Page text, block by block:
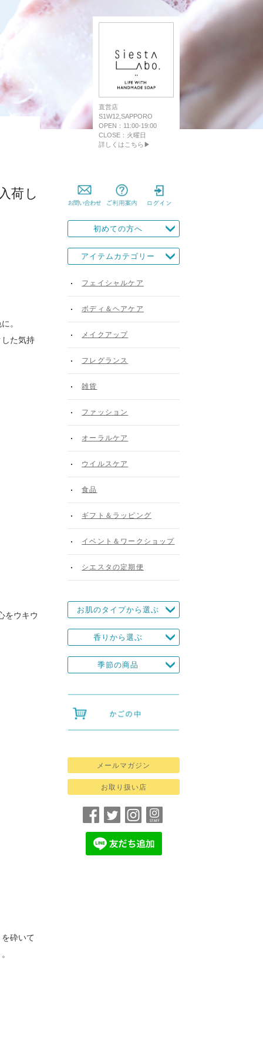
直営店
S1W12,SAPPORO
OPEN：11:00-19:00
CLOSE：火曜日
詳しくはこちら▶
荷し
。
た気持
をウキウ
砕いて
初めての方へ
アイテムカテゴリー
フェイシャルケア
ボディ＆ヘアケア
メイクアップ
フレグランス
雑貨
ファッション
オーラルケア
ウイルスケア
食品
ギフト＆ラッピング
イベント＆ワークショップ
シエスタの定期便
お肌のタイプから選ぶ
香りから選ぶ
季節の商品
メールマガジン
お取り扱い店